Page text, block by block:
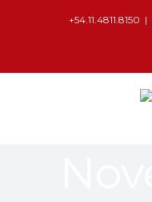
+54.11.4811.8150 |